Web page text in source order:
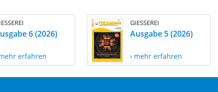
6 (2026)
erfahren
GIESSEREI
Ausgabe 5 (2026)
› mehr erfahren